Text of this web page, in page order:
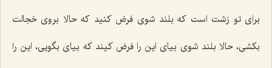
برای تو زشت است که بلند شوی فرض کنید که حالا بروی خجالت
بکشی، حالا بلند شوی بیای این را فرض کیند که بیای بگویی، این را